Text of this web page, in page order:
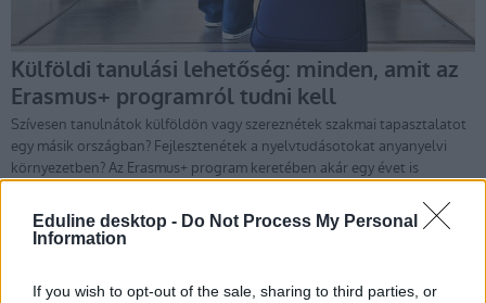
Eduline desktop - Do Not Process My Personal
Information
If you wish to opt-out of the sale, sharing to third parties, or
Tetszett a cikk? Iratkozz fel hírlevelünkre